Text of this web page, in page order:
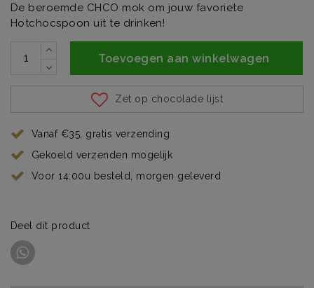
De beroemde CHCO mok om jouw favoriete
Hotchocspoon uit te drinken!
Toevoegen aan winkelwagen
Zet op chocolade lijst
Vanaf €35, gratis verzending
Gekoeld verzenden mogelijk
Voor 14:00u besteld, morgen geleverd
Deel dit product